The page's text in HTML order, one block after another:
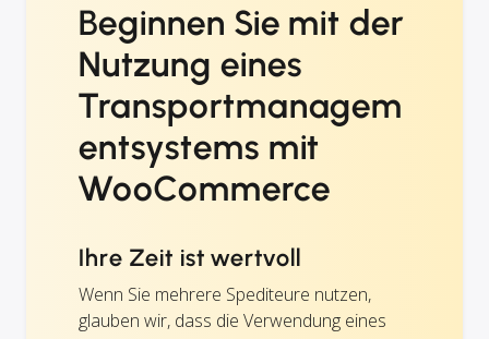
Beginnen Sie mit der
Nutzung eines
Transportmanagem
entsystems mit
WooCommerce
Ihre Zeit ist wertvoll
Wenn Sie mehrere Spediteure nutzen,
glauben wir, dass die Verwendung eines